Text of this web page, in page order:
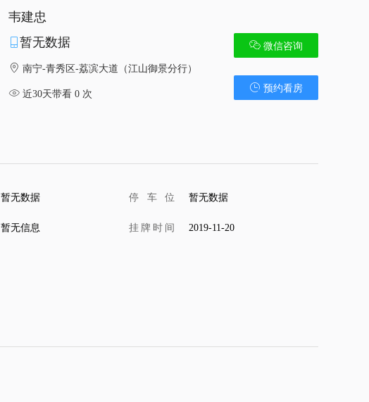
微信咨询
预约看房
韦建忠
暂无数据
南宁-青秀区-荔滨大道（江山御景分行）
近30天带看 0 次
暂无数据 停车位 暂无数据
暂无信息 挂牌时间 2019-11-20